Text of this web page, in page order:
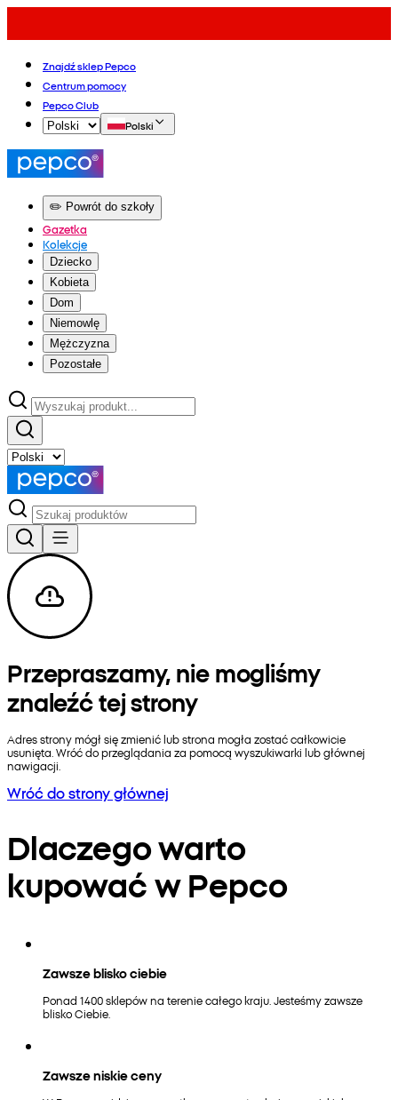
Znajdź sklep Pepco
Centrum pomocy
Pepco Club
Polski
✏️ Powrót do szkoły
Gazetka
Kolekcje
Dziecko
Kobieta
Dom
Niemowlę
Mężczyzna
Pozostałe
Przepraszamy, nie mogliśmy
znaleźć tej strony
Adres strony mógł się zmienić lub strona mogła zostać całkowicie
usunięta. Wróć do przeglądania za pomocą wyszukiwarki lub głównej
nawigacji.
Wróć do strony głównej
Dlaczego warto
kupować w Pepco
Zawsze blisko ciebie
Ponad 1400 sklepów na terenie całego kraju. Jesteśmy zawsze
blisko Ciebie.
Zawsze niskie ceny